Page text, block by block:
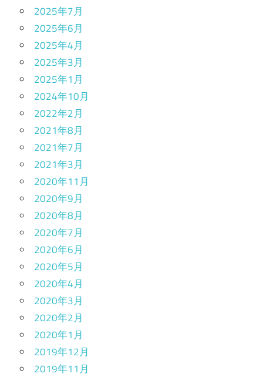
2025年7月
2025年6月
2025年4月
2025年3月
2025年1月
2024年10月
2022年2月
2021年8月
2021年7月
2021年3月
2020年11月
2020年9月
2020年8月
2020年7月
2020年6月
2020年5月
2020年4月
2020年3月
2020年2月
2020年1月
2019年12月
2019年11月